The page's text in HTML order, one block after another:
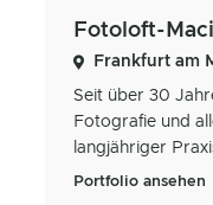
Fotoloft-
Frankfurt am
Seit über 30
Fotografie und
langjähriger
Portfolio ansehen